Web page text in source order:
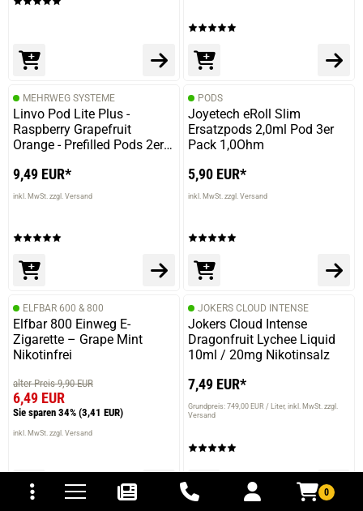
0
und Versandkosten
MEHRWEG SYSTEME
Linvo Pod Lite Plus -
Raspberry Grapefruit
Orange - Prefilled Pods 2er
9,49 EUR*
inkl. MwSt. zzgl. Versand
PODS
Joyetech eRoll Slim
Ersatzpods 2,0ml Pod 3er
Pack 1,0Ohm
5,90 EUR*
inkl. MwSt. zzgl. Versand
ELFBAR 600 & 800
Elfbar 800 Einweg E-
Zigarette – Grape Mint
Nikotinfrei
alter Preis 9,90 EUR
6,49 EUR
Sie sparen 34% (3,41 EUR)
inkl. MwSt. zzgl. Versand
JOKERS CLOUD INTENSE
Jokers Cloud Intense
Dragonfruit Lychee Liquid
10ml / 20mg Nikotinsalz
7,49 EUR*
Grundpreis: 749,00 EUR / Liter inkl. MwSt. zzgl.
Versand